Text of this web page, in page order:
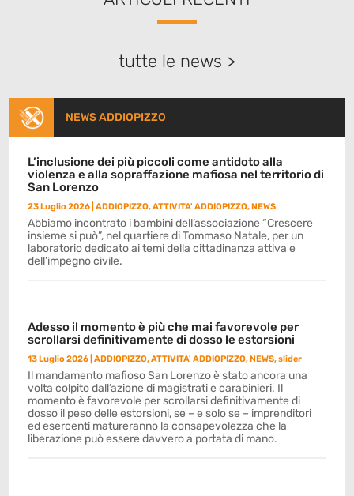
tutte le news >
NEWS ADDIOPIZZO
L’inclusione dei più piccoli come antidoto alla
violenza e alla sopraffazione mafiosa nel territorio di
San Lorenzo
23 Luglio 2026 |ADDIOPIZZO,ATTIVITA' ADDIOPIZZO,NEWS
Abbiamo incontrato i bambini dell’associazione “Crescere
insieme si può”, nel quartiere di Tommaso Natale, per un
laboratorio dedicato ai temi della cittadinanza attiva e
dell’impegno civile.
Adesso il momento è più che mai favorevole per
scrollarsi definitivamente di dosso le estorsioni
13 Luglio 2026 |ADDIOPIZZO,ATTIVITA' ADDIOPIZZO,NEWS,slider
Il mandamento mafioso San Lorenzo è stato ancora una
volta colpito dall’azione di magistrati e carabinieri. Il
momento è favorevole per scrollarsi definitivamente di
dosso il peso delle estorsioni, se – e solo se – imprenditori
ed esercenti matureranno la consapevolezza che la
liberazione può essere davvero a portata di mano.